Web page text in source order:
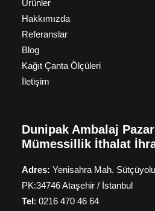
Ürünler
Hakkımızda
Referanslar
Blog
Kağıt Çanta Ölçüleri
İletişim
Dunipak Ambalaj
Mümessillik İthalat
Adres: Yenisahra Mah.
PK:34746 Ataşehir / İstanbul
Tel: 0216 470 46 64